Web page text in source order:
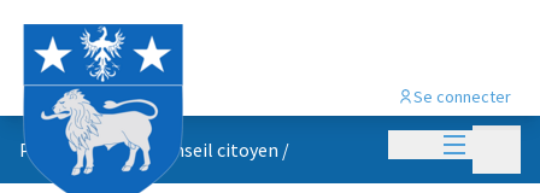
Menu
Se connecter
Propositions du conseil citoyen /